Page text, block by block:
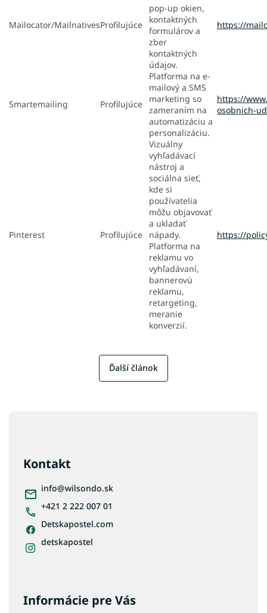
Mailocator/MailnativesProfilujúce
pop-up okien,
kontaktných
formulárov a
zber
kontaktných
údajov.
https://
Smartemailing Profilujúce
Platforma na e-
mailový a SMS
marketing so
zameraním na
automatizáciu a
personalizáciu.
https://
osobnich-
Pinterest Profilujúce
Vizuálny
vyhľadávací
nástroj a
sociálna sieť,
kde si
používatelia
môžu objavovať
a ukladať
nápady.
Platforma na
reklamu vo
vyhľadávaní,
bannerovú
reklamu,
retargeting,
meranie
konverzií.
https://
Ďalší článok
Kontakt
info@wilsondo.sk
+421 2 222 007 01
Detskapostel.com
detskapostel
Informácie pre Vás